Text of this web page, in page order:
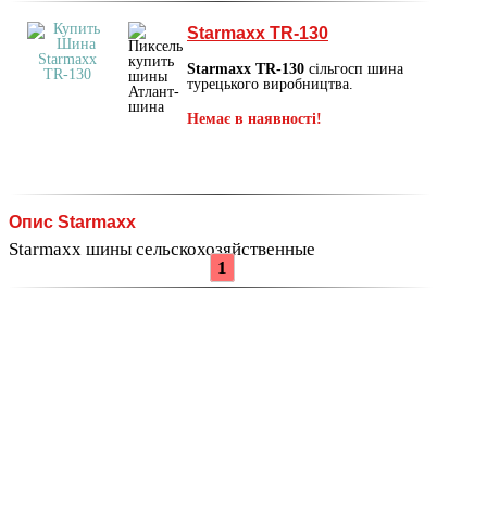
Starmaxx TR-130
Starmaxx TR-130 сільгосп шина
турецького виробництва.
Немає в наявності!
Опис Starmaxx
Starmaxx шины сельскохозяйственные
1